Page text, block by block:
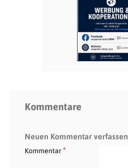
Kommentare
Neuen Kommentar verfassen
Kommentar*